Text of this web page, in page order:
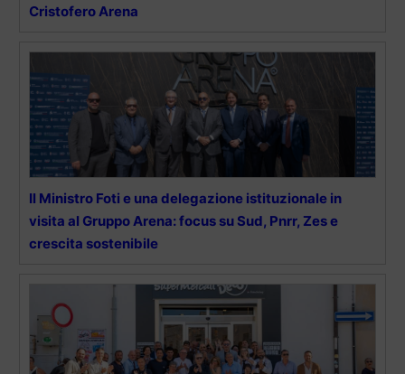
Cristofero Arena
Il Ministro Foti e una delegazione istituzionale in
visita al Gruppo Arena: focus su Sud, Pnrr, Zes e
crescita sostenibile